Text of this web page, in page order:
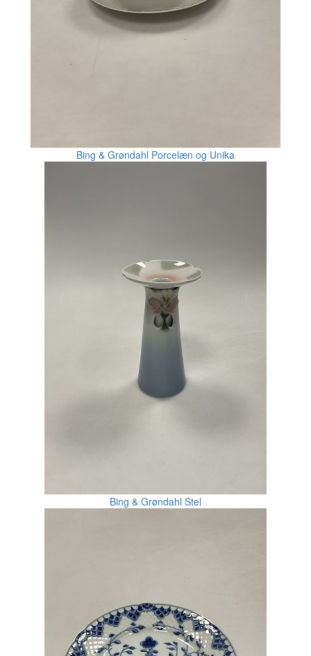
Bing & Grøndahl Porcelæn og Unika
Bing & Grøndahl Stel